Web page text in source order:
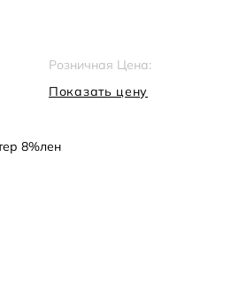
Розничная Цена:
Показать цену
8%лен